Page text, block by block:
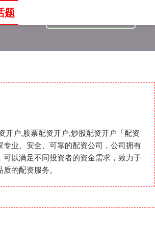
开户,股票配资开户,炒股配资开户「配资
专业、安全、可靠的配资公司，公司拥有
可以满足不同投资者的资金需求，致力于
的配资服务。
题